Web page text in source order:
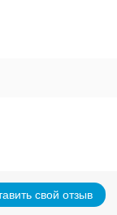
свой отзыв